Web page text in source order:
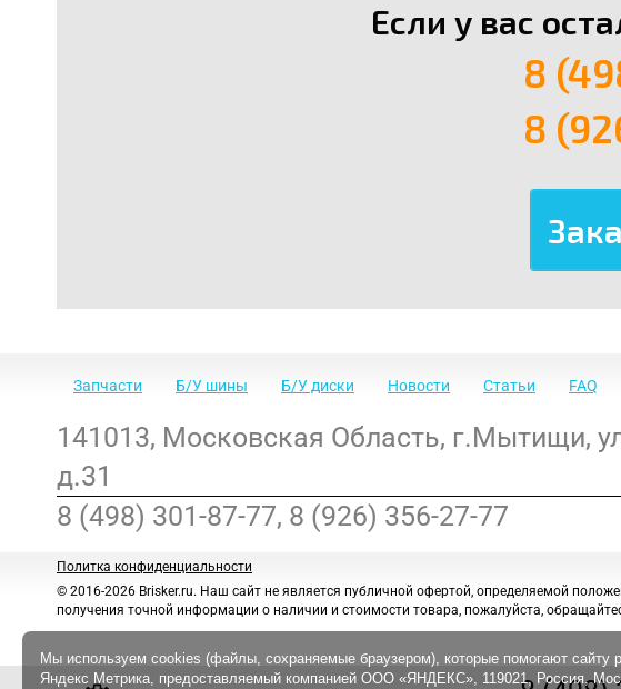
Если у вас
8
8
Запчасти Б/У шины Б/У диски Новости Статьи FAQ
141013, Московская Область, г.Мытищи,
д.31
8 (498) 301-87-77, 8 (926) 356-27-77
Политка конфиденциальности
© 2016-2026 Brisker.ru. Наш сайт не является публичной офертой, определяемой
получения точной информации о наличии и стоимости товара, пожалуйста,
Мы используем cookies (файлы, сохраняемые браузером), которые помогают сайту
Яндекс Метрика, предоставляемый компанией ООО «ЯНДЕКС», 119021, Россия,